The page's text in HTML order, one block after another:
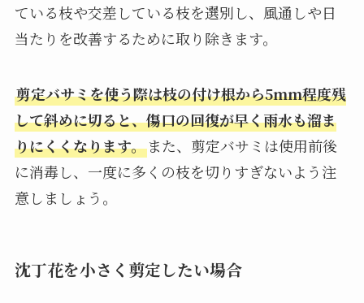
ている枝や交差している枝を選別し、風通しや日
当たりを改善するために取り除きます。
剪定バサミを使う際は枝の付け根から5mm程度残
して斜めに切ると、傷口の回復が早く雨水も溜ま
りにくくなります。また、剪定バサミは使用前後
に消毒し、一度に多くの枝を切りすぎないよう注
意しましょう。
沈丁花を小さく剪定したい場合